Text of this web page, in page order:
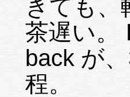
きても、
茶遅い。 Remote login した時の echo
back が
程。